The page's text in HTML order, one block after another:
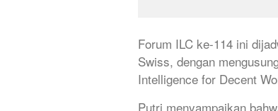
Forum ILC ke-114 ini
Swiss, dengan
Intelligence for Decent
Putri menyampaikan